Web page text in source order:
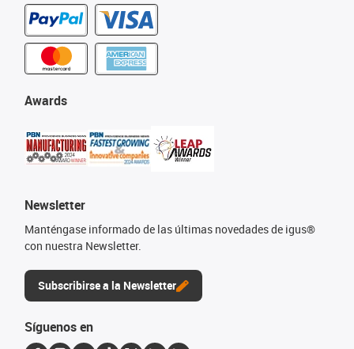
Awards
Newsletter
Manténgase informado de las últimas novedades de igus®
con nuestra Newsletter.
Subscribirse a la Newsletter
Síguenos en